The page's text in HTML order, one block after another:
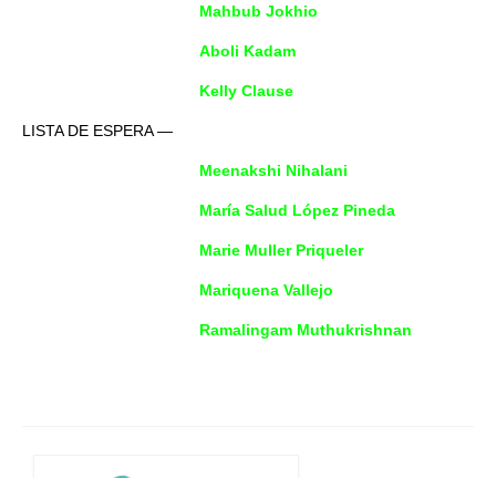
Mahbub Jokhio
Aboli Kadam
Kelly Clause
LISTA DE ESPERA —
Meenakshi Nihalani
María Salud López Pineda
Marie Muller Priqueler
Mariquena Vallejo
Ramalingam Muthukrishnan